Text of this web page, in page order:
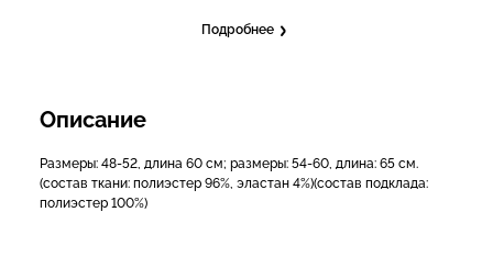
Подробнее
Описание
Размеры: 48-52, длина 60 см; размеры: 54-60, длина: 65 см.
(состав ткани: полиэстер 96%, эластан 4%)(состав подклада:
полиэстер 100%)